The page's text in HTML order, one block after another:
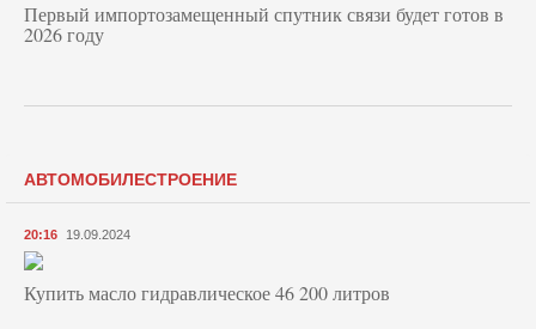
Первый импортозамещенный спутник связи будет готов в
2026 году
АВТОМОБИЛЕСТРОЕНИЕ
20:16 19.09.2024
Купить масло гидравлическое 46 200 литров